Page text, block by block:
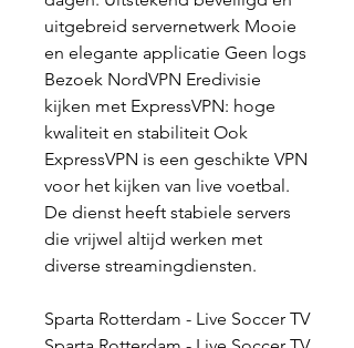
uitgebreid servernetwerk Mooie
en elegante applicatie Geen logs
Bezoek NordVPN Eredivisie
kijken met ExpressVPN: hoge
kwaliteit en stabiliteit Ook
ExpressVPN is een geschikte VPN
voor het kijken van live voetbal.
De dienst heeft stabiele servers
die vrijwel altijd werken met
diverse streamingdiensten.
Sparta Rotterdam - Live Soccer TV